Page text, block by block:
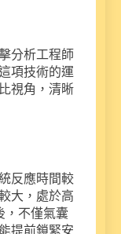
分析工程師
項技術的運
視角，清晰
反應時間較
大，處於高
，不僅氣囊
提前鎖緊安